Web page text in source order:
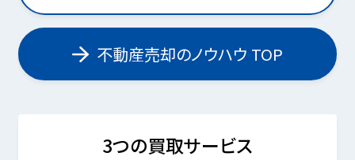
不動産売却のノウハウ TOP
3つの買取サービス